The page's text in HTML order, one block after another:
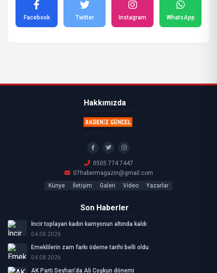
Facebook Twitter Instagram WhatsApp
Hakkımızda
0505 774 7447
07habermagazin@gmail.com
Künye
İletişim Galeri Video Yazarlar
Son Haberler
İncir toplayan kadın kamyonun altında kaldı
04.08.2026
Emeklilerin zam farkı ödeme tarihi belli oldu
04.08.2026
AK Parti Seyhan’da Ali Coşkun dönemi